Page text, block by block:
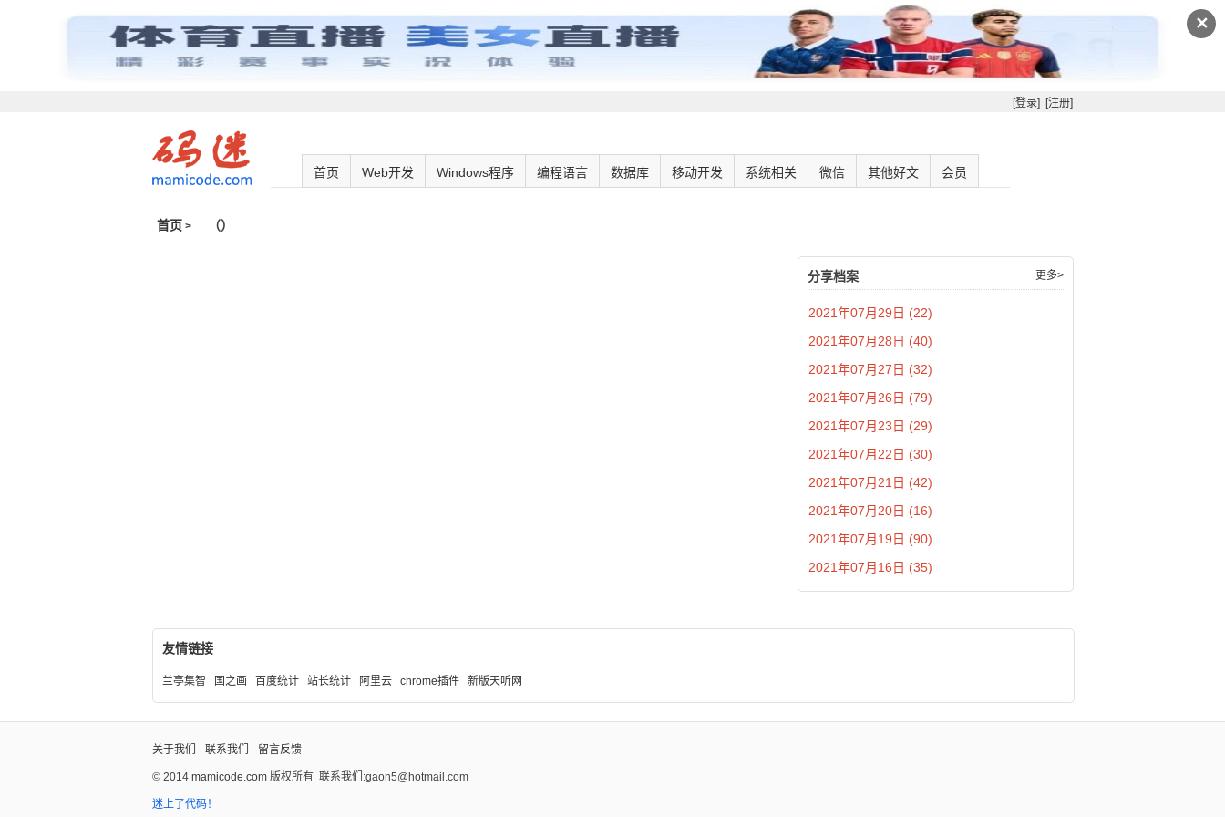
✕
[登录] [注册]
首页 Web开发 Windows程序 编程语言 数据库 移动开发 系统相关 微信 其他好文 会员
首页 > （）
分享档案 更多>
2021年07月29日 (22)
2021年07月28日 (40)
2021年07月27日 (32)
2021年07月26日 (79)
2021年07月23日 (29)
2021年07月22日 (30)
2021年07月21日 (42)
2021年07月20日 (16)
2021年07月19日 (90)
2021年07月16日 (35)
友情链接
兰亭集智 国之画 百度统计 站长统计 阿里云 chrome插件 新版天听网
关于我们 - 联系我们 - 留言反馈
© 2014 mamicode.com 版权所有 联系我们:gaon5@hotmail.com
迷上了代码！